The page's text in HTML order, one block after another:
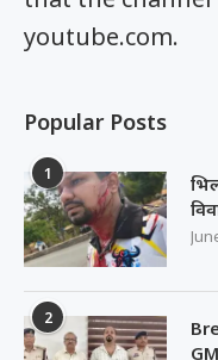
youtube.com.
Popular Posts
1
2